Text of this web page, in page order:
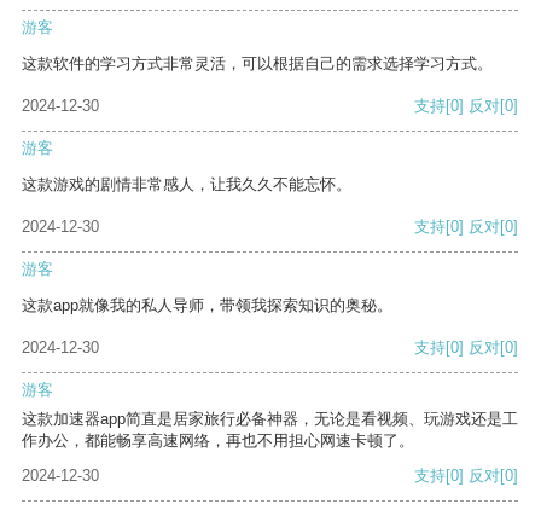
游客
这款软件的学习方式非常灵活，可以根据自己的需求选择学习方式。
2024-12-30 支持[0] 反对[0]
游客
这款游戏的剧情非常感人，让我久久不能忘怀。
2024-12-30 支持[0] 反对[0]
游客
这款app就像我的私人导师，带领我探索知识的奥秘。
2024-12-30 支持[0] 反对[0]
游客
这款加速器app简直是居家旅行必备神器，无论是看视频、玩游戏还是工
作办公，都能畅享高速网络，再也不用担心网速卡顿了。
2024-12-30
支持[0] 反对[0]